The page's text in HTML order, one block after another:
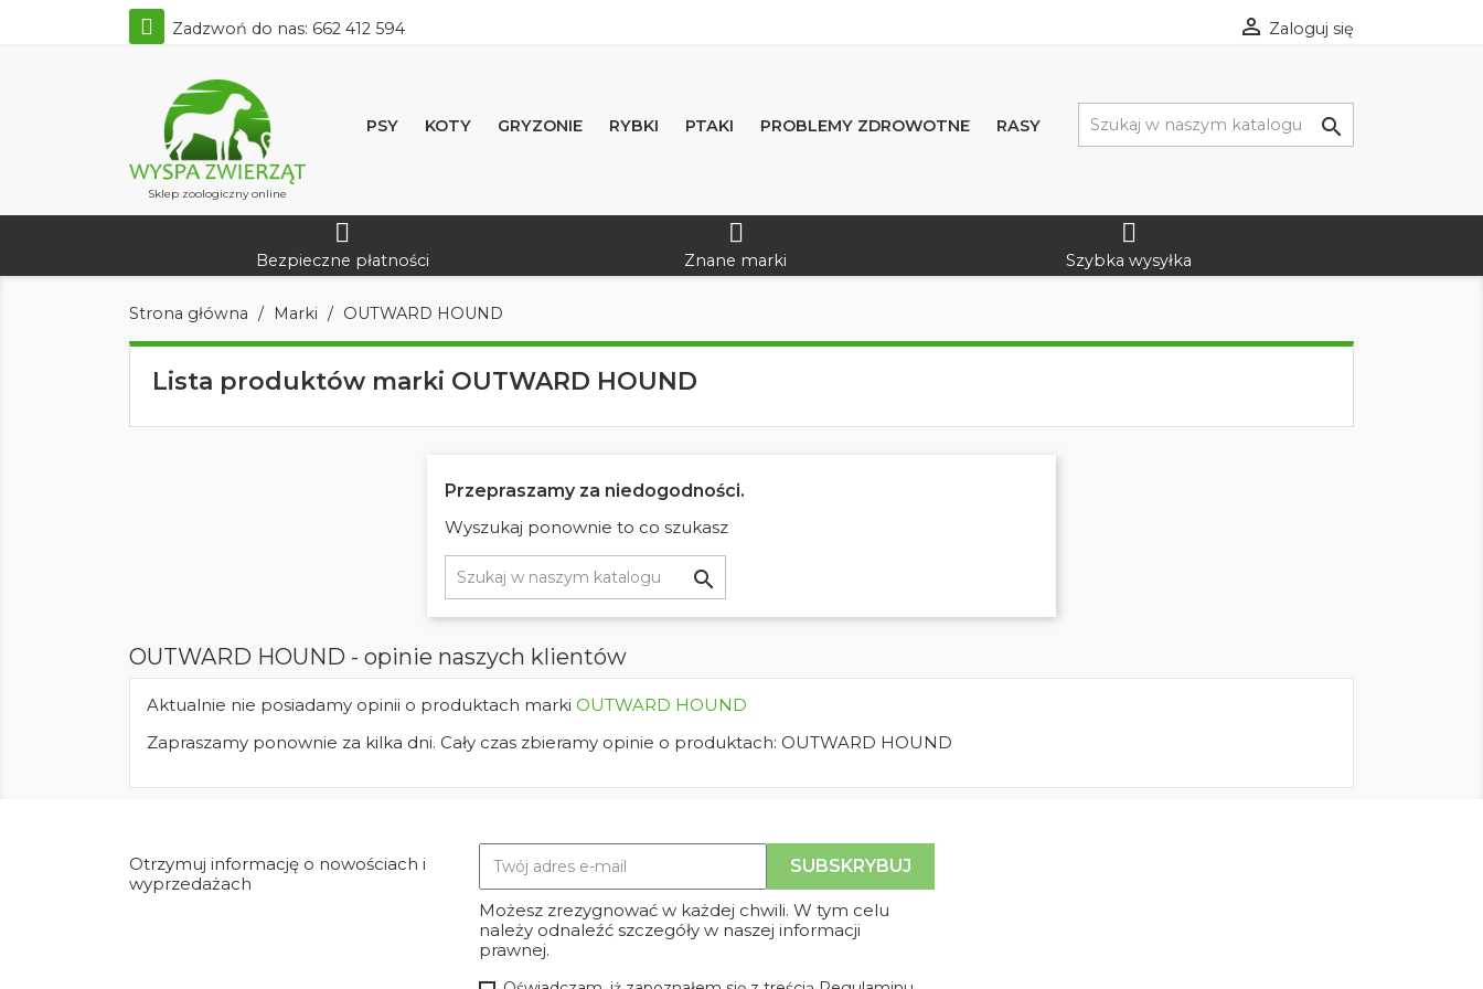
Zadzwoń do nas: 662 412 594  Zaloguj się
Sklep zoologiczny online
PSY KOTY GRYZONIE RYBKI PTAKI PROBLEMY ZDROWOTNE RASY 
Bezpieczne płatności Znane marki Szybka wysyłka
Strona główna Marki OUTWARD HOUND
Lista produktów marki OUTWARD HOUND
Przepraszamy za niedogodności.
Wyszukaj ponownie to co szukasz

OUTWARD HOUND - opinie naszych klientów
Aktualnie nie posiadamy opinii o produktach marki OUTWARD HOUND
Zapraszamy ponownie za kilka dni. Cały czas zbieramy opinie o produktach: OUTWARD HOUND
Otrzymuj informację o nowościach i
wyprzedażach
Możesz zrezygnować w każdej chwili. W tym celu
należy odnaleźć szczegóły w naszej informacji
prawnej.